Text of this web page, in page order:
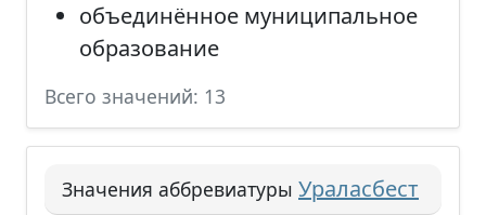
объединённое муниципальное
образование
Всего значений: 13
Значения аббревиатуры Ураласбест